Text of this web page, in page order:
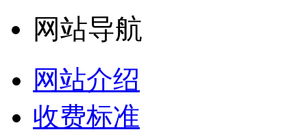
网站导航
网站介绍
收费标准